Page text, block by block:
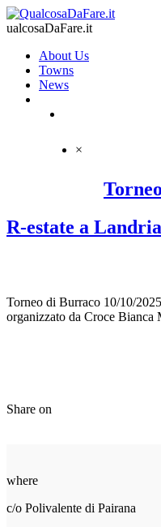
ualcosaDaFare.it
About Us
Towns
News
×
R-estate a
Torneo di Burraco 10/10/
organizzato da Croce Bianca
Share on
where
c/o Polivalente di Pairana